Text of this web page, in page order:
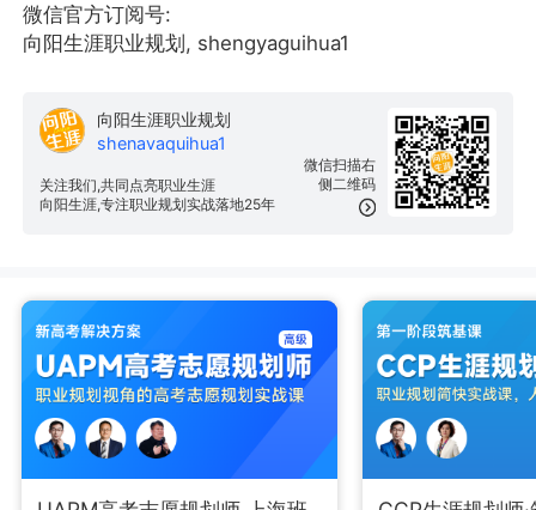
微信官方订阅号:
向阳生涯职业规划, shengyaguihua1
微信扫描右
侧二维码
向阳生涯职业规划
shenavaquihua1
关注我们,共同点亮职业生涯
向阳生涯,专注职业规划实战落地25年